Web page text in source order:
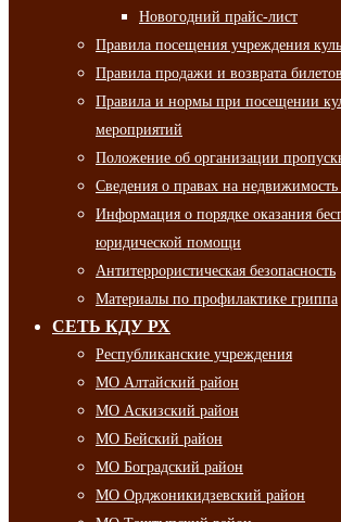
Новогодний прайс-лист
Правила посещения учреждения
Правила продажи и возврата билетов
Правила и нормы при посещении
мероприятий
Положение об организации
Сведения о правах на
Информация о порядке оказания
юридической помощи
Антитеррористическая безопасность
Материалы по профилактике гриппа
СЕТЬ КДУ РХ
Республиканские учреждения
МО Алтайский район
МО Аскизский район
МО Бейский район
МО Боградский район
МО Орджоникидзевский район